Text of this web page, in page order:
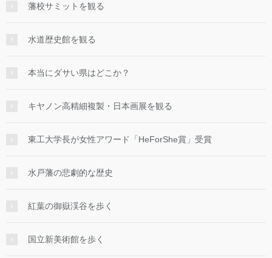
藩校サミットを観る
水道歴史館を観る
本当にダサい県はどこか？
キヤノン高精細複製・日本画展を観る
東工大学長が女性アワード「HeForShe賞」受賞
水戸藩の悲劇的な歴史
紅葉の御嶽渓谷を歩く
国立新美術館を歩く